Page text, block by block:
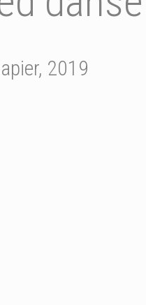
2019